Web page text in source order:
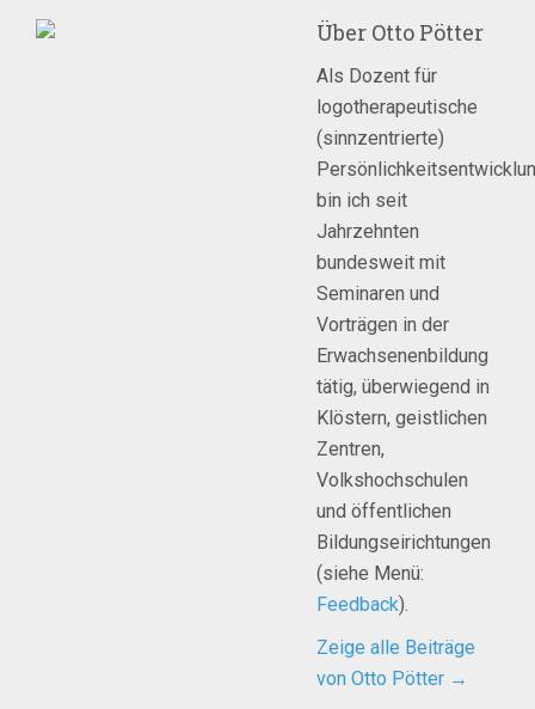
Über Otto Pötter
Als Dozent für
logotherapeutische
(sinnzentrierte)
bin ich seit
Jahrzehnten
bundesweit mit
Seminaren und
Vorträgen in der
Erwachsenenbildung
tätig, überwiegend in
Klöstern, geistlichen
Zentren,
Volkshochschulen
und öffentlichen
Bildungseirichtungen
(siehe Menü:
Feedback).
Zeige alle Beiträge
von Otto Pötter →